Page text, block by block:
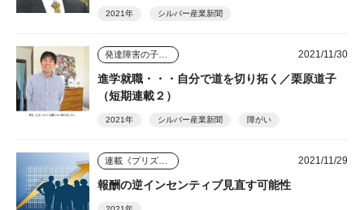
2021年 シルバー産業新聞
2021/11/30
進学就職・・・自分で道を切り拓く／栗原道子
（短期連載２）
2021年 シルバー産業新聞 障がい
2021/11/29
報酬の逆インセンティブ見直す可能性